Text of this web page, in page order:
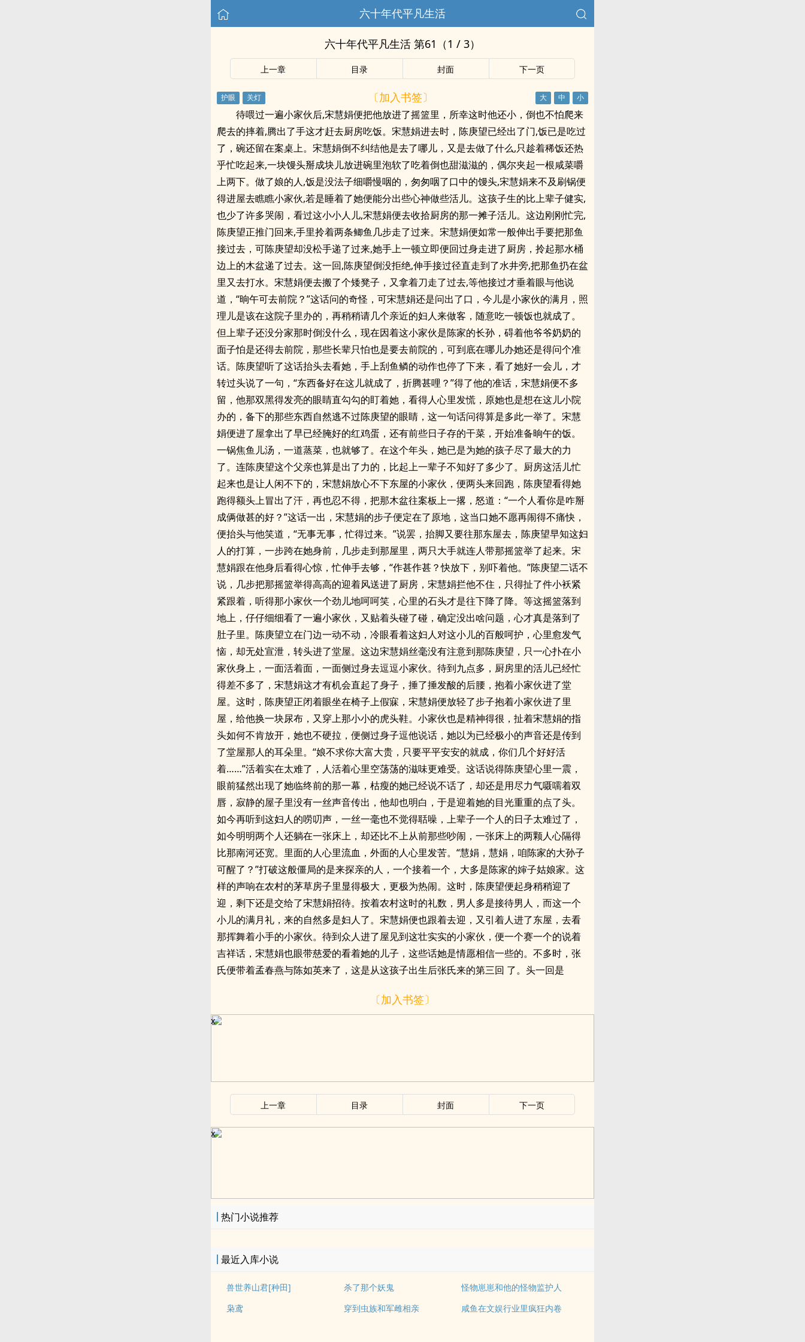
六十年代平凡生活
六十年代平凡生活 第61（1 / 3）
上一章 目录 封面 下一页
〔加入书签〕
待喂过一遍小家伙后,宋慧娟便把他放进了摇篮里，所幸这时他还小，倒也不怕爬来
爬去的摔着,腾出了手这才赶去厨房吃饭。宋慧娟进去时，陈庚望已经出了门,饭已是吃过
了，碗还留在案桌上。宋慧娟倒不纠结他是去了哪儿，又是去做了什么,只趁着稀饭还热
乎忙吃起来,一块馒头掰成块儿放进碗里泡软了吃着倒也甜滋滋的，偶尔夹起一根咸菜嚼
上两下。做了娘的人,饭是没法子细嚼慢咽的，匆匆咽了口中的馒头,宋慧娟来不及刷锅便
得进屋去瞧瞧小家伙,若是睡着了她便能分出些心神做些活儿。这孩子生的比上辈子健实,
也少了许多哭闹，看过这小小人儿,宋慧娟便去收拾厨房的那一摊子活儿。这边刚刚忙完,
陈庚望正推门回来,手里拎着两条鲫鱼几步走了过来。宋慧娟便如常一般伸出手要把那鱼
接过去，可陈庚望却没松手递了过来,她手上一顿立即便回过身走进了厨房，拎起那水桶
边上的木盆递了过去。这一回,陈庚望倒没拒绝,伸手接过径直走到了水井旁,把那鱼扔在盆
里又去打水。宋慧娟便去搬了个矮凳子，又拿着刀走了过去,等他接过才垂着眼与他说
道，“晌午可去前院？”这话问的奇怪，可宋慧娟还是问出了口，今儿是小家伙的满月，照
理儿是该在这院子里办的，再稍稍请几个亲近的妇人来做客，随意吃一顿饭也就成了。
但上辈子还没分家那时倒没什么，现在因着这小家伙是陈家的长孙，碍着他爷爷奶奶的
面子怕是还得去前院，那些长辈只怕也是要去前院的，可到底在哪儿办她还是得问个准
话。陈庚望听了这话抬头去看她，手上刮鱼鳞的动作也停了下来，看了她好一会儿，才
转过头说了一句，“东西备好在这儿就成了，折腾甚哩？”得了他的准话，宋慧娟便不多
留，他那双黑得发亮的眼睛直勾勾的盯着她，看得人心里发慌，原她也是想在这儿小院
办的，备下的那些东西自然逃不过陈庚望的眼睛，这一句话问得算是多此一举了。宋慧
娟便进了屋拿出了早已经腌好的红鸡蛋，还有前些日子存的干菜，开始准备晌午的饭。
一锅焦鱼儿汤，一道蒸菜，也就够了。在这个年头，她已是为她的孩子尽了最大的力
了。连陈庚望这个父亲也算是出了力的，比起上一辈子不知好了多少了。厨房这活儿忙
起来也是让人闲不下的，宋慧娟放心不下东屋的小家伙，便两头来回跑，陈庚望看得她
跑得额头上冒出了汗，再也忍不得，把那木盆往案板上一撂，怒道：“一个人看你是咋掰
成俩做甚的好？”这话一出，宋慧娟的步子便定在了原地，这当口她不愿再闹得不痛快，
便抬头与他笑道，“无事无事，忙得过来。”说罢，抬脚又要往那东屋去，陈庚望早知这妇
人的打算，一步跨在她身前，几步走到那屋里，两只大手就连人带那摇篮举了起来。宋
慧娟跟在他身后看得心惊，忙伸手去够，“作甚作甚？快放下，别吓着他。”陈庚望二话不
说，几步把那摇篮举得高高的迎着风送进了厨房，宋慧娟拦他不住，只得扯了件小袄紧
紧跟着，听得那小家伙一个劲儿地呵呵笑，心里的石头才是往下降了降。等这摇篮落到
地上，仔仔细细看了一遍小家伙，又贴着头碰了碰，确定没出啥问题，心才真是落到了
肚子里。陈庚望立在门边一动不动，冷眼看着这妇人对这小儿的百般呵护，心里愈发气
恼，却无处宣泄，转头进了堂屋。这边宋慧娟丝毫没有注意到那陈庚望，只一心扑在小
家伙身上，一面活着面，一面侧过身去逗逗小家伙。待到九点多，厨房里的活儿已经忙
得差不多了，宋慧娟这才有机会直起了身子，捶了捶发酸的后腰，抱着小家伙进了堂
屋。这时，陈庚望正闭着眼坐在椅子上假寐，宋慧娟便放轻了步子抱着小家伙进了里
屋，给他换一块尿布，又穿上那小小的虎头鞋。小家伙也是精神得很，扯着宋慧娟的指
头如何不肯放开，她也不硬拉，便侧过身子逗他说话，她以为已经极小的声音还是传到
了堂屋那人的耳朵里。“娘不求你大富大贵，只要平平安安的就成，你们几个好好活
着……”活着实在太难了，人活着心里空荡荡的滋味更难受。这话说得陈庚望心里一震，
眼前猛然出现了她临终前的那一幕，枯瘦的她已经说不话了，却还是用尽力气嗫嚅着双
唇，寂静的屋子里没有一丝声音传出，他却也明白，于是迎着她的目光重重的点了头。
如今再听到这妇人的唠叨声，一丝一毫也不觉得聒噪，上辈子一个人的日子太难过了，
如今明明两个人还躺在一张床上，却还比不上从前那些吵闹，一张床上的两颗人心隔得
比那南河还宽。里面的人心里流血，外面的人心里发苦。“慧娟，慧娟，咱陈家的大孙子
可醒了？”打破这般僵局的是来探亲的人，一个接着一个，大多是陈家的婶子姑娘家。这
样的声响在农村的茅草房子里显得极大，更极为热闹。这时，陈庚望便起身稍稍迎了
迎，剩下还是交给了宋慧娟招待。按着农村这时的礼数，男人多是接待男人，而这一个
小儿的满月礼，来的自然多是妇人了。宋慧娟便也跟着去迎，又引着人进了东屋，去看
那挥舞着小手的小家伙。待到众人进了屋见到这壮实实的小家伙，便一个赛一个的说着
吉祥话，宋慧娟也眼带慈爱的看着她的儿子，这些话她是情愿相信一些的。不多时，张
氏便带着孟春燕与陈如英来了，这是从这孩子出生后张氏来的第三回 了。头一回是
〔加入书签〕
x
上一章 目录 封面 下一页
x
热门小说推荐
最近入库小说
兽世养山君[种田] 杀了那个妖鬼
怪物崽崽和他的怪物监护人
枭鸢
穿到虫族和军雌相亲 咸鱼在文娱行业里疯狂内卷